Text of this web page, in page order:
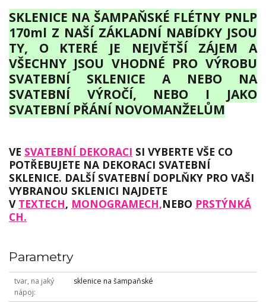
SKLENICE NA ŠAMPAŇSKÉ FLÉTNY PNLP
170ml Z NAŠÍ ZÁKLADNÍ NABÍDKY JSOU
TY, O KTERÉ JE NEJVĚTŠÍ ZÁJEM A
VŠECHNY JSOU VHODNÉ PRO VÝROBU
SVATEBNÍ SKLENICE A NEBO NA
SVATEBNÍ VÝROČÍ, NEBO I JAKO
SVATEBNÍ PŘÁNÍ NOVOMANŽELŮM
VE SVATEBNÍ DEKORACI SI VYBERTE VŠE CO
POTŘEBUJETE NA DEKORACI SVATEBNÍ
SKLENICE. DALŠÍ SVATEBNÍ DOPLŇKY PRO VAŠI
VYBRANOU SKLENICI NAJDETE
V TEXTECH, MONOGRAMECH,NEBO PRSTÝNKÁ
CH.
Parametry
tvar, na jaký
nápoj
sklenice na šampaňské